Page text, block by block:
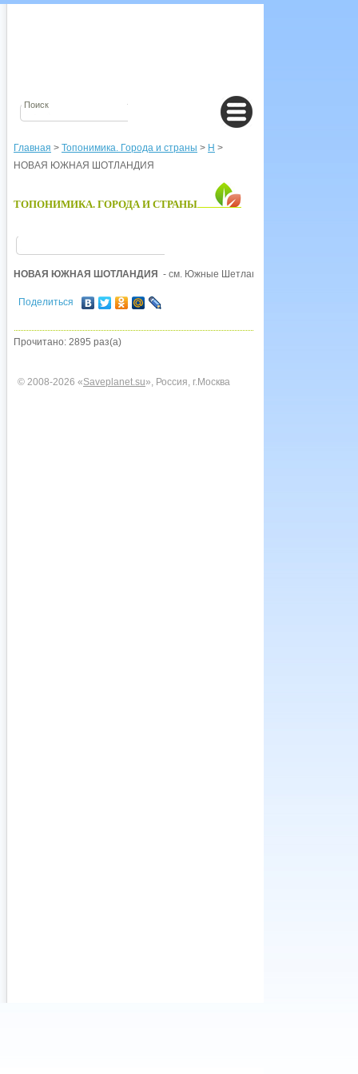
Главная > Топонимика. Города и страны > Н >
НОВАЯ ЮЖНАЯ ШОТЛАНДИЯ
ТОПОНИМИКА. ГОРОДА И СТРАНЫ
НОВАЯ ЮЖНАЯ ШОТЛАНДИЯ - см. Южные Шетландские острова
Поделиться
Прочитано: 2895 раз(а)
© 2008-2026 «Saveplanet.su», Россия, г.Москва